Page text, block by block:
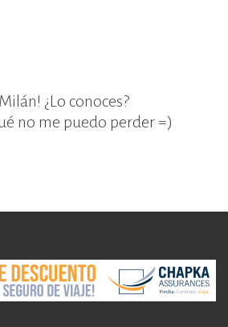
¿Lo conoces?
no me puedo perder =)